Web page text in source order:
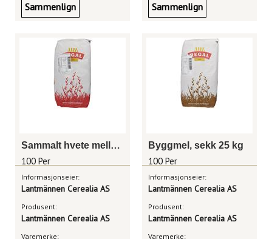
Sammenlign Sammenlign
Sammalt hvete mellom grov, sekk 25 kg
100 Per
Informasjonseier:
Lantmännen Cerealia AS
Produsent:
Lantmännen Cerealia AS
Varemerke:
Byggmel, sekk 25 kg
100 Per
Informasjonseier:
Lantmännen Cerealia AS
Produsent:
Lantmännen Cerealia AS
Varemerke: